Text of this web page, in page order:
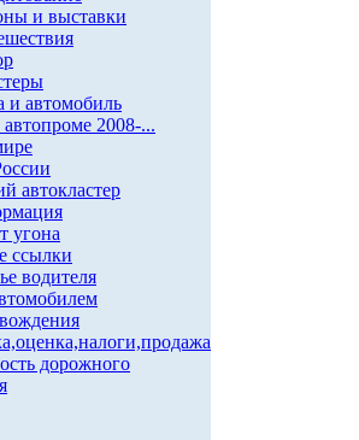
и выставки
автомобиль
2008-...
автокластер
угона
ссылки
водителя
дорожного